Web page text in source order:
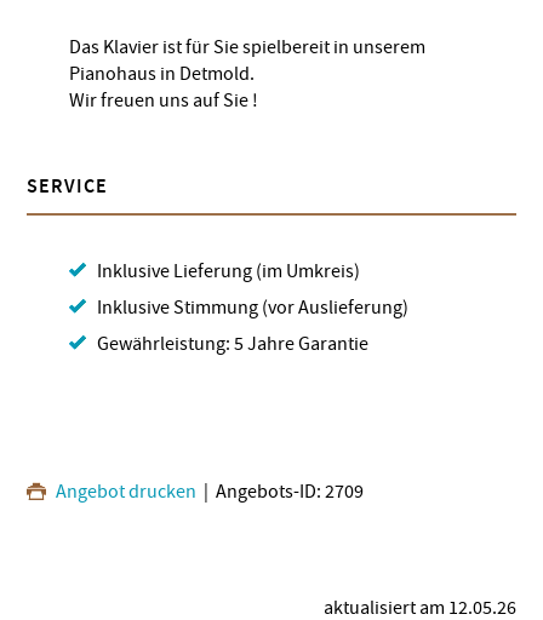
Das Klavier ist für Sie spielbereit in unserem
Pianohaus in Detmold.
Wir freuen uns auf Sie !
SERVICE
Inklusive Lieferung (im Umkreis)
Inklusive Stimmung (vor Auslieferung)
Gewährleistung: 5 Jahre Garantie
Angebot drucken | Angebots-ID: 2709
aktualisiert am 12.05.26